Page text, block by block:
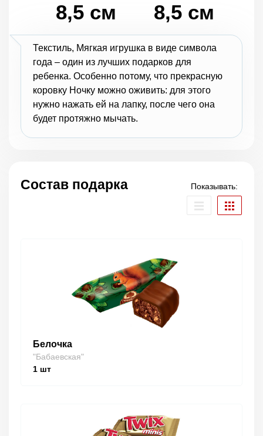
8,5 см 8,5 см
Текстиль, Мягкая игрушка в виде символа
года – один из лучших подарков для
ребенка. Особенно потому, что прекрасную
коровку Ночку можно оживить: для этого
нужно нажать ей на лапку, после чего она
будет протяжно мычать.
Состав подарка Показывать:
Белочка
"Бабаевская"
1 шт